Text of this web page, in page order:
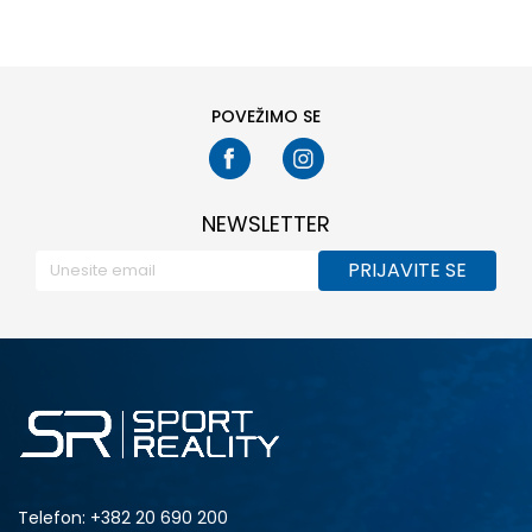
POVEŽIMO SE
NEWSLETTER
PRIJAVITE SE
Telefon: +382 20 690 200